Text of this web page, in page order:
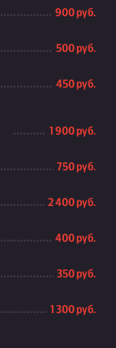
900 руб.
500 руб.
450 руб.
1 900 руб.
750 руб.
2 400 руб.
400 руб.
350 руб.
1 300 руб.